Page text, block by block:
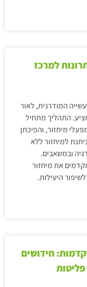
למרכז
המודרנית, לאור
התהליך מתחיל
מיחזור, והפיכתן
למיחזור ללא
ובמשאבים.
את מיחזור
היעילות.
חידושים
פליטות